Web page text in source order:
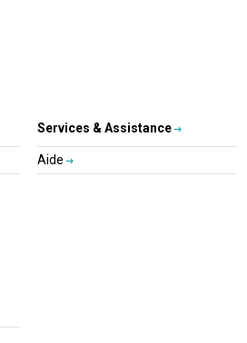
Services & Assistance
Aide